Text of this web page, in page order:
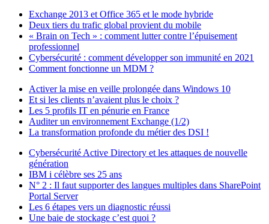
Exchange 2013 et Office 365 et le mode hybride
Deux tiers du trafic global provient du mobile
« Brain on Tech » : comment lutter contre l’épuisement
professionnel
Cybersécurité : comment développer son immunité en 2021
Comment fonctionne un MDM ?
Activer la mise en veille prolongée dans Windows 10
Et si les clients n’avaient plus le choix ?
Les 5 profils IT en pénurie en France
Auditer un environnement Exchange (1/2)
La transformation profonde du métier des DSI !
Cybersécurité Active Directory et les attaques de nouvelle
génération
IBM i célèbre ses 25 ans
N° 2 : Il faut supporter des langues multiples dans SharePoint
Portal Server
Les 6 étapes vers un diagnostic réussi
Une baie de stockage c’est quoi ?